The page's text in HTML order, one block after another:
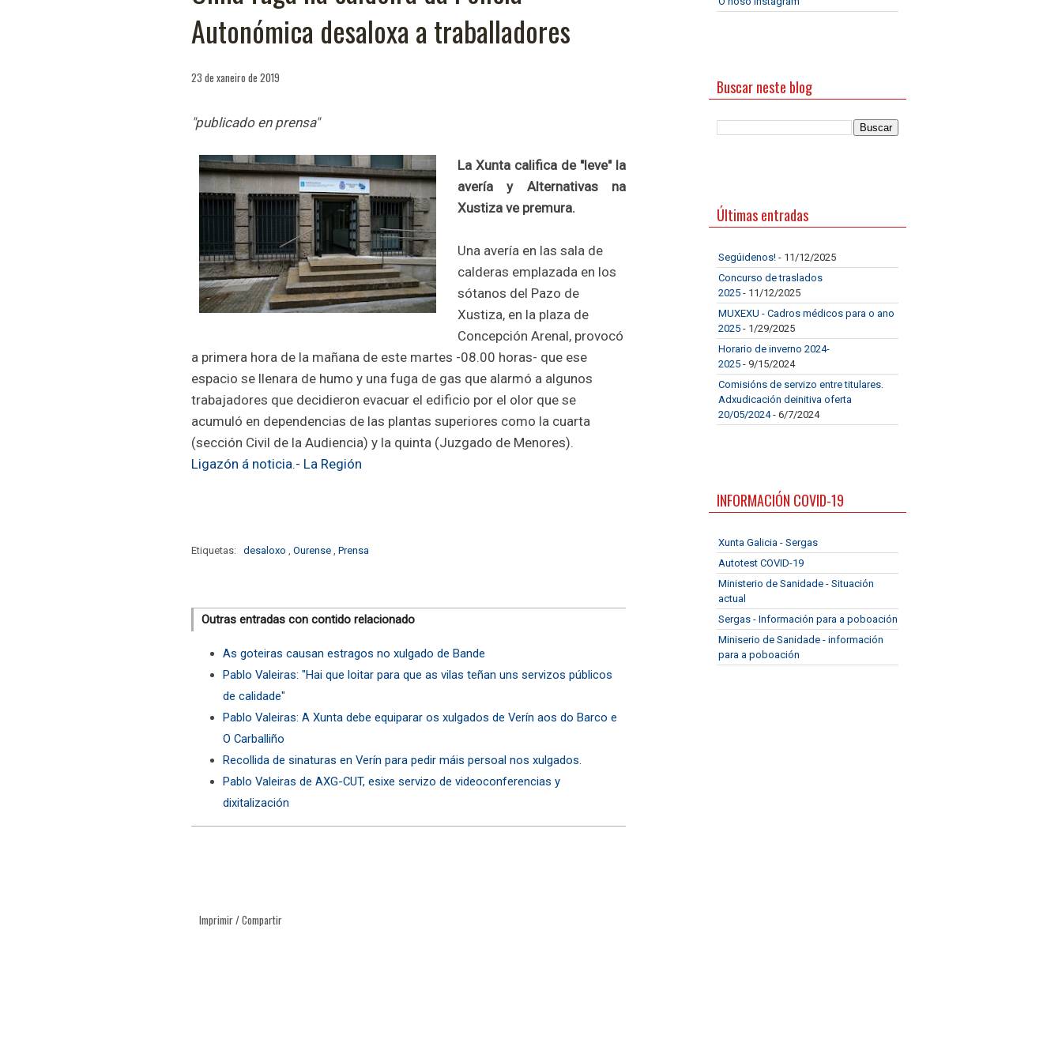
Autonómica desaloxa a traballadores
23 de xaneiro de 2019
"publicado en prensa"
La Xunta califica de "leve" la
avería y Alternativas na
Xustiza ve premura.
Una avería en las sala de
calderas emplazada en los
sótanos del Pazo de
Xustiza, en la plaza de
Concepción Arenal, provocó
a primera hora de la mañana de este martes -08.00 horas- que ese
espacio se llenara de humo y una fuga de gas que alarmó a algunos
trabajadores que decidieron evacuar el edificio por el olor que se
acumuló en dependencias de las plantas superiores como la cuarta
(sección Civil de la Audiencia) y la quinta (Juzgado de Menores).
Ligazón á noticia.- La Región
Etiquetas: desaloxo , Ourense , Prensa
Outras entradas con contido relacionado
As goteiras causan estragos no xulgado de Bande
Pablo Valeiras: "Hai que loitar para que as vilas teñan uns servizos públicos
de calidade"
Pablo Valeiras: A Xunta debe equiparar os xulgados de Verín aos do Barco e
O Carballiño
Recollida de sinaturas en Verín para pedir máis persoal nos xulgados.
Pablo Valeiras de AXG-CUT, esixe servizo de videoconferencias y
dixitalización
Imprimir / Compartir
Buscar neste blog
Últimas entradas
Segúidenos! - 11/12/2025
Concurso de traslados
2025 - 11/12/2025
MUXEXU - Cadros médicos para o ano
2025 - 1/29/2025
Horario de inverno 2024-
2025 - 9/15/2024
Comisións de servizo entre titulares.
Adxudicación deinitiva oferta
20/05/2024- 6/7/2024
INFORMACIÓN COVID-19
Xunta Galicia - Sergas
Autotest COVID-19
Ministerio de Sanidade - Situación
actual
Sergas - Información para a poboación
Miniserio de Sanidade - información
para a poboación